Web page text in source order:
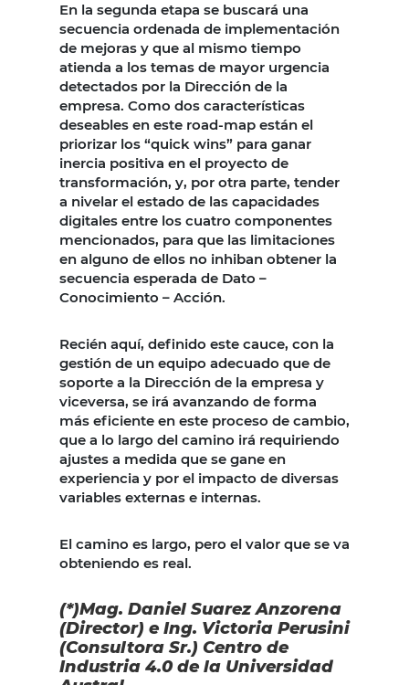
En la segunda etapa se buscará una
secuencia ordenada de implementación
de mejoras y que al mismo tiempo
atienda a los temas de mayor urgencia
detectados por la Dirección de la
empresa. Como dos características
deseables en este road-map están el
priorizar los “quick wins” para ganar
inercia positiva en el proyecto de
transformación, y, por otra parte, tender
a nivelar el estado de las capacidades
digitales entre los cuatro componentes
mencionados, para que las limitaciones
en alguno de ellos no inhiban obtener la
secuencia esperada de Dato –
Conocimiento – Acción.
Recién aquí, definido este cauce, con la
gestión de un equipo adecuado que de
soporte a la Dirección de la empresa y
viceversa, se irá avanzando de forma
más eficiente en este proceso de cambio,
que a lo largo del camino irá requiriendo
ajustes a medida que se gane en
experiencia y por el impacto de diversas
variables externas e internas.
El camino es largo, pero el valor que se va
obteniendo es real.
(*)Mag. Daniel Suarez Anzorena
(Director) e Ing. Victoria Perusini
(Consultora Sr.) Centro de
Industria 4.0 de la Universidad